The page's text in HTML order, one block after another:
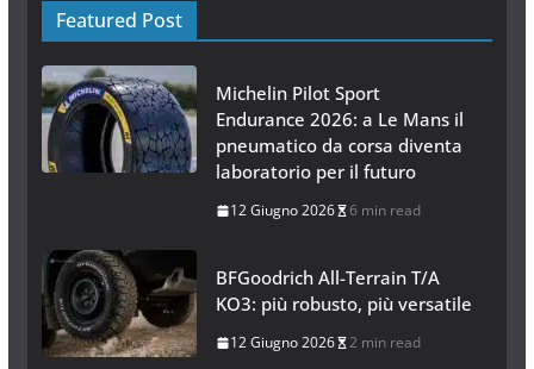
Featured Post
Michelin Pilot Sport
Endurance 2026: a Le Mans il
pneumatico da corsa diventa
laboratorio per il futuro
12 Giugno 2026 6 min read
BFGoodrich All-Terrain T/A
KO3: più robusto, più versatile
12 Giugno 2026 2 min read